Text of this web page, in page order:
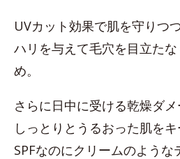
UVカット効果で肌を守りつ
ハリを与えて毛穴を目立た
め。
さらに日中に受ける乾燥ダメ
しっとりとうるおった肌を
SPFなのにクリームのよう